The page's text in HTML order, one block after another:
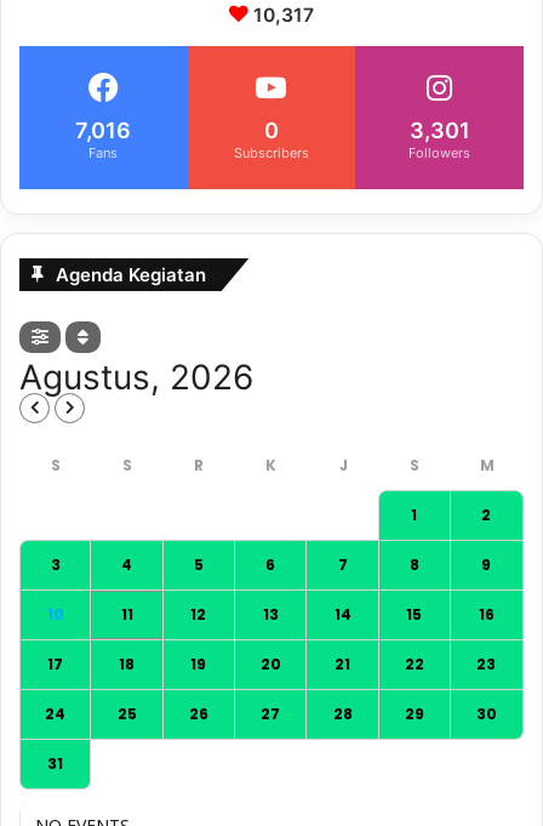
10,317
7,016
Fans
0
Subscribers
3,301
Followers
Agenda Kegiatan
Agustus, 2026
1 2
3 4 5 6 7 8 9
10 11 12 13 14 15 16
17 18 19 20 21 22 23
24 25 26 27 28 29 30
31